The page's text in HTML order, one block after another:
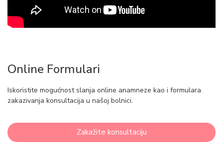
Online Formulari
Iskoristite mogućnost slanja online anamneze kao i formulara
zakazivanja konsultacija u našoj bolnici.
Zakažite konsultaciju